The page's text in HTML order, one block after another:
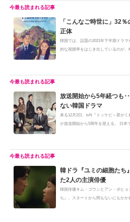
「こんなご時世に」32
正体
韓国では、話題の2021年下半期ドラ
的な視聴率をはじき出しているのが、
放送開始から5年経つも
ない韓国ドラマ
来る12月2日、tvN『トッケビ～君がく
が放送開始から5周年を迎える。 日本
韓ドラ『ユミの細胞たち
た2人の主演俳優
韓国俳優キム・ゴウンとアン・ボヒ
ち』。スタートから間もないにもか